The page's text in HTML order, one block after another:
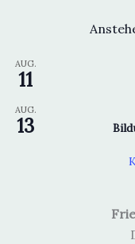
AUG.
11
AUG.
13